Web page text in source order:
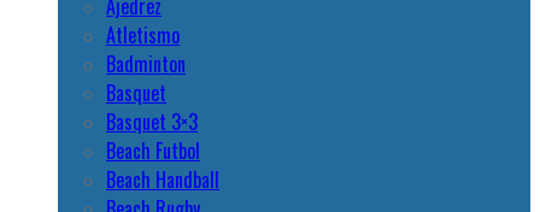
Ajedrez
Atletismo
Badminton
Basquet
Basquet 3×3
Beach Futbol
Beach Handball